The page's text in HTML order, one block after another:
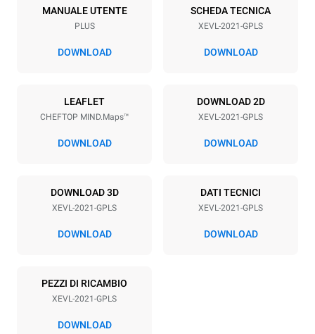
20 GN 2/1
Passo teglie
220-240V 1N~ 2,6 kW
Tipo di spina
Schuko | ✓
Consumo in kWh
MANUALE UTENTE
PLUS
DOWNLOAD
SCHEDA TECNICA
XEVL-2021-GPLS
DOWNLOAD
LEAFLET
CHEFTOP MIND.Maps™
DOWNLOAD
DOWNLOAD 2D
XEVL-2021-GPLS
DOWNLOAD
DOWNLOAD 3D
XEVL-2021-GPLS
DOWNLOAD
DATI TECNICI
XEVL-2021-GPLS
DOWNLOAD
PEZZI DI RICAMBIO
XEVL-2021-GPLS
DOWNLOAD